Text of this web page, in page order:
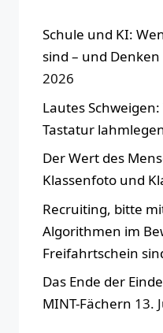
Schule und KI:
sind – und
2026
Lautes
Tastatur
Der Wert des
Klassenfoto und
Recruiting, bitte
Algorithmen im
Freifahrtschein
Das Ende der
MINT-Fächern 13.